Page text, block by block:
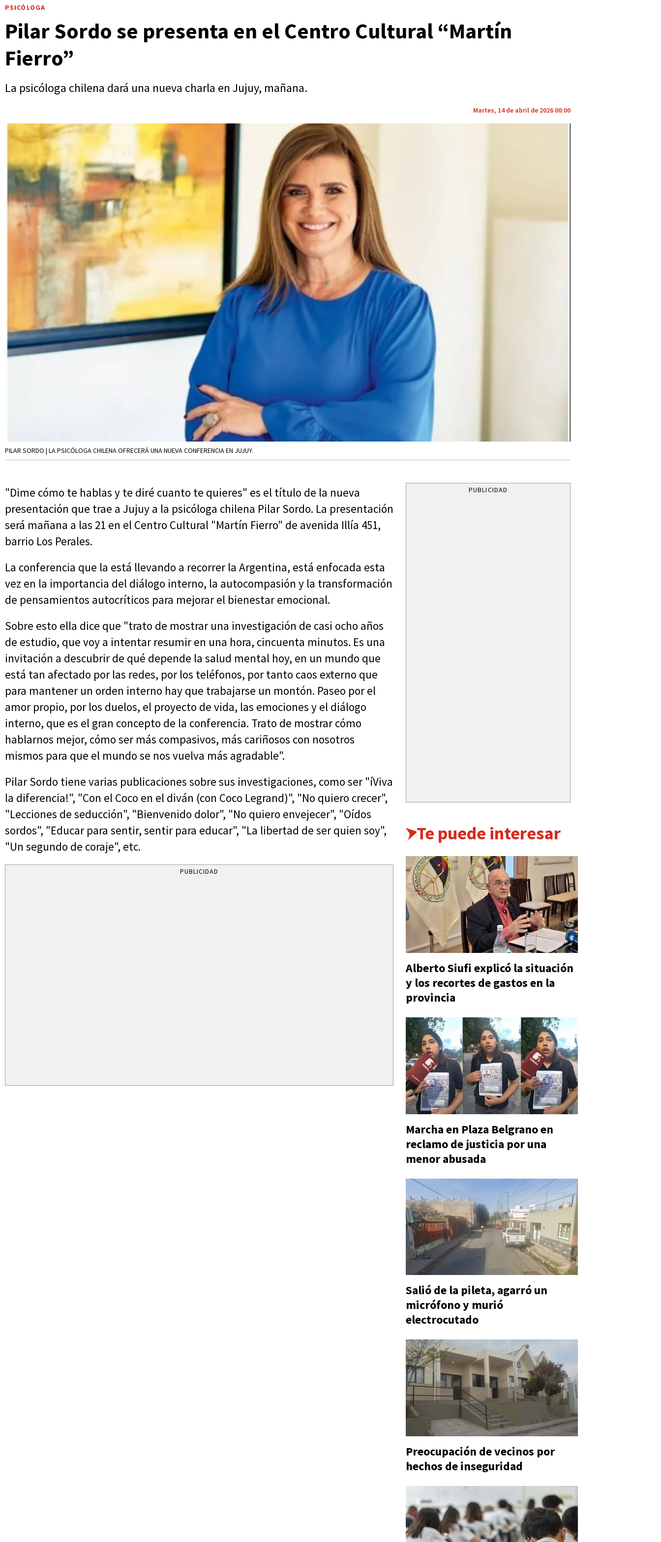
PSICÓLOGA
Pilar Sordo se presenta en el Centro Cultural “Martín
Fierro”
La psicóloga chilena dará una nueva charla en Jujuy, mañana.
Martes, 14 de abril de 2026 00:00
PILAR SORDO | LA PSICÓLOGA CHILENA OFRECERÁ UNA NUEVA CONFERENCIA EN JUJUY.
"Dime cómo te hablas y te diré cuanto te quieres" es el título de la nueva
presentación que trae a Jujuy a la psicóloga chilena Pilar Sordo. La presentación
será mañana a las 21 en el Centro Cultural "Martín Fierro" de avenida Illía 451,
barrio Los Perales.
La conferencia que la está llevando a recorrer la Argentina, está enfocada esta
vez en la importancia del diálogo interno, la autocompasión y la transformación
de pensamientos autocríticos para mejorar el bienestar emocional.
Sobre esto ella dice que "trato de mostrar una investigación de casi ocho años
de estudio, que voy a intentar resumir en una hora, cincuenta minutos. Es una
invitación a descubrir de qué depende la salud mental hoy, en un mundo que
está tan afectado por las redes, por los teléfonos, por tanto caos externo que
para mantener un orden interno hay que trabajarse un montón. Paseo por el
amor propio, por los duelos, el proyecto de vida, las emociones y el diálogo
interno, que es el gran concepto de la conferencia. Trato de mostrar cómo
hablarnos mejor, cómo ser más compasivos, más cariñosos con nosotros
mismos para que el mundo se nos vuelva más agradable".
Pilar Sordo tiene varias publicaciones sobre sus investigaciones, como ser "íViva
la diferencia!", "Con el Coco en el diván (con Coco Legrand)", "No quiero crecer",
"Lecciones de seducción", "Bienvenido dolor", "No quiero envejecer", "Oídos
sordos", "Educar para sentir, sentir para educar", "La libertad de ser quien soy",
"Un segundo de coraje", etc.
PUBLICIDAD
PUBLICIDAD
Te puede interesar
Alberto Siufi explicó la situación
y los recortes de gastos en la
provincia
Marcha en Plaza Belgrano en
reclamo de justicia por una
menor abusada
Salió de la pileta, agarró un
micrófono y murió
electrocutado
Preocupación de vecinos por
hechos de inseguridad